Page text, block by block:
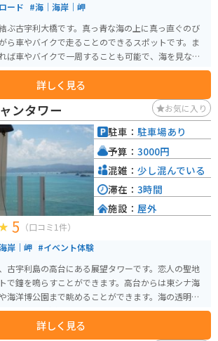
ード #海｜海岸｜岬
ぶ古宇利大橋です。真っ青な海の上に真っ直ぐのび
ら車やバイクで走ることのできるスポットです。ま
ば車やバイクで一周することも可能で、海を見なが
。
詳しく見る
ンタワー お気に入り
5 （口コミ1件）
岸｜岬 #イベント体験
古宇利島の高台にある展望タワーです。恋人の聖地
で鐘を鳴らすことができます。高台からは東シナ海
海洋博公園まで眺めることができます。海の透明度
ーンで透き通っています。
詳しく見る
駐車： 駐車場あり
予算： 3000円
混雑： 少し混んでいる
滞在： 3時間
施設： 屋外